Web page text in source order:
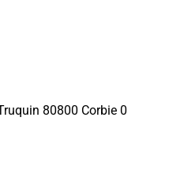
80800 Corbie 0